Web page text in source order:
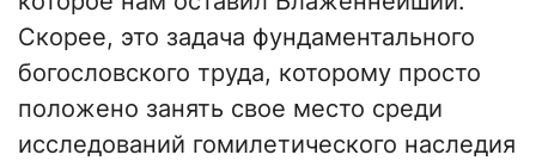
Скорее, это задача фундаментального
богословского труда, которому просто
положено занять свое место среди
исследований гомилетического наследия